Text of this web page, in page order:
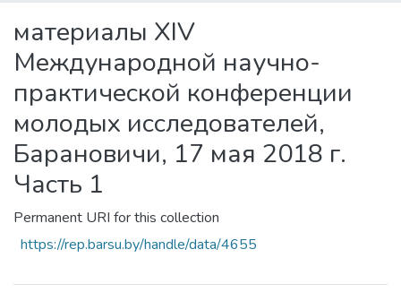
материалы XIV
Международной научно-
практической конференции
молодых исследователей,
Барановичи, 17 мая 2018 г.
Часть 1
Permanent URI for this collection
https://rep.barsu.by/handle/data/4655